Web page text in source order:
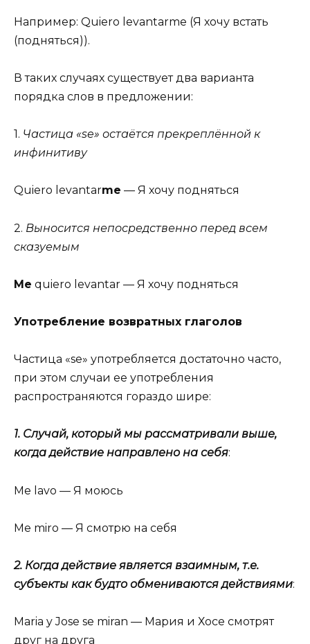
Например: Quiero levantarme (Я хочу встать
(подняться)).
В таких случаях существует два варианта
порядка слов в предложении:
1. Частица «se» остаётся прекреплённой к
инфинитиву
Quiero levantarme — Я хочу подняться
2. Выносится непосредственно перед всем
сказуемым
Me quiero levantar — Я хочу подняться
Употребление возвратных глаголов
Частица «se» употребляется достаточно часто,
при этом случаи ее употребления
распространяются гораздо шире:
1. Случай, который мы рассматривали выше,
когда действие направлено на себя:
Me lavo — Я моюсь
Me miro — Я смотрю на себя
2. Когда действие является взаимным, т.е.
субъекты как будто обмениваются действиями:
Maria y Jose se miran — Мария и Хосе смотрят
друг на друга